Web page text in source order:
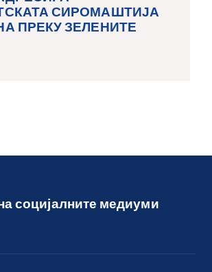
СИРОМАШТИЈА
ПРЕКУ ЗЕЛЕНИТЕ
социјалните медиуми